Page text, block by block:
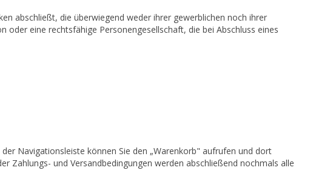
abschließt, die überwiegend weder ihrer gewerblichen noch ihrer
eine rechtsfähige Personengesellschaft, die bei Abschluss eines
Navigationsleiste können Sie den „Warenkorb" aufrufen und dort
Zahlungs- und Versandbedingungen werden abschließend nochmals alle